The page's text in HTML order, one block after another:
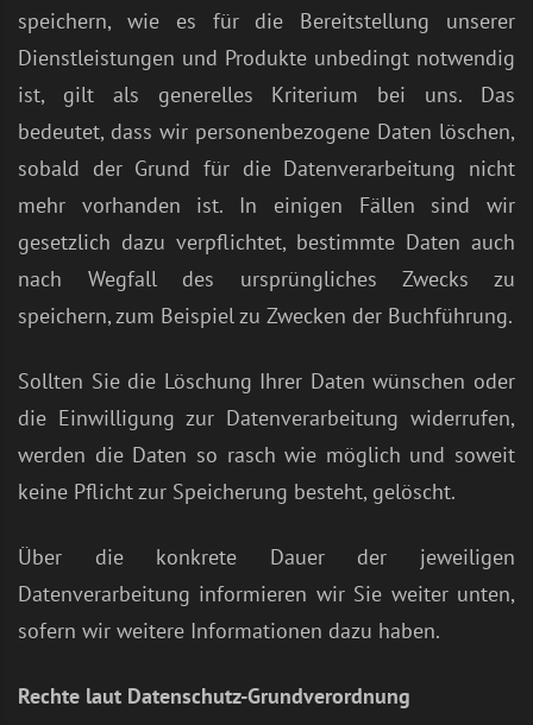
speichern, wie es für die Bereitstellung unserer
Dienstleistungen und Produkte unbedingt notwendig
ist, gilt als generelles Kriterium bei uns. Das
bedeutet, dass wir personenbezogene Daten löschen,
sobald der Grund für die Datenverarbeitung nicht
mehr vorhanden ist. In einigen Fällen sind wir
gesetzlich dazu verpflichtet, bestimmte Daten auch
nach Wegfall des ursprüngliches Zwecks zu
speichern, zum Beispiel zu Zwecken der Buchführung.
Sollten Sie die Löschung Ihrer Daten wünschen oder
die Einwilligung zur Datenverarbeitung widerrufen,
werden die Daten so rasch wie möglich und soweit
keine Pflicht zur Speicherung besteht, gelöscht.
Über die konkrete Dauer der jeweiligen
Datenverarbeitung informieren wir Sie weiter unten,
sofern wir weitere Informationen dazu haben.
Rechte laut Datenschutz-Grundverordnung